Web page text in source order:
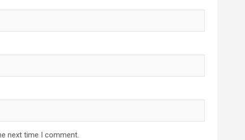
next time I comment.